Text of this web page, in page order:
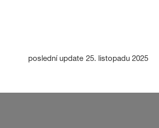
poslední update 25. listopadu 2025